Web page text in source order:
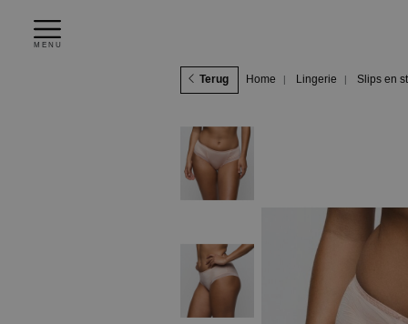
MENU
Terug Home Lingerie Slips en